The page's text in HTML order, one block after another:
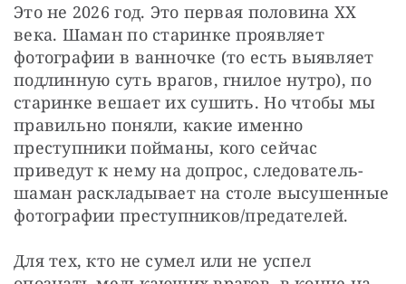
Это не 2026 год. Это первая половина XX
века. Шаман по старинке проявляет
фотографии в ванночке (то есть выявляет
подлинную суть врагов, гнилое нутро), по
старинке вешает их сушить. Но чтобы мы
правильно поняли, какие именно
преступники пойманы, кого сейчас
приведут к нему на допрос, следователь-
шаман раскладывает на столе высушенные
фотографии преступников/предателей.
Для тех, кто не сумел или не успел